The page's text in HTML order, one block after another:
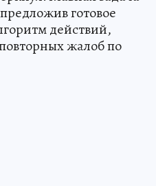
готовое
действий,
жалоб по